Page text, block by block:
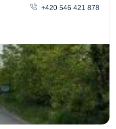
+420 546 421 878